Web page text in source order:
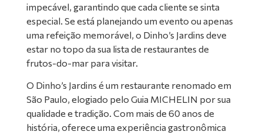
impecável, garantindo que cada cliente se sinta
especial. Se está planejando um evento ou apenas
uma refeição memorável, o Dinho’s Jardins deve
estar no topo da sua lista de restaurantes de
frutos-do-mar para visitar.
O Dinho’s Jardins é um restaurante renomado em
São Paulo, elogiado pelo Guia MICHELIN por sua
qualidade e tradição. Com mais de 60 anos de
história, oferece uma experiência gastronômica